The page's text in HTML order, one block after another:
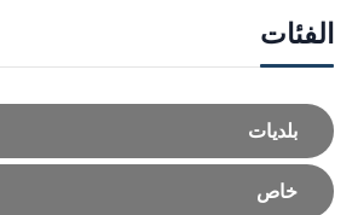
الفئات
بلديات
خاص